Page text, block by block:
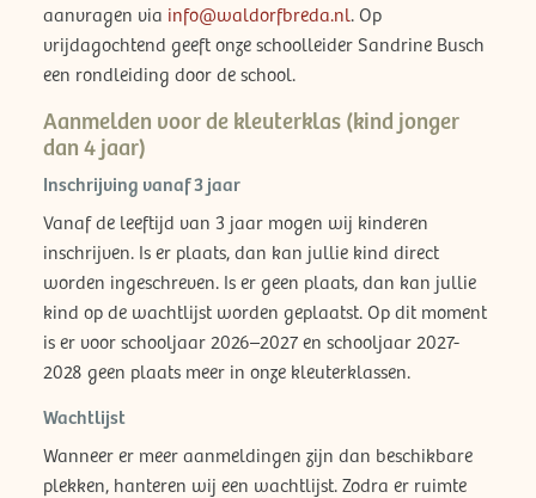
aanvragen via info@waldorfbreda.nl. Op
vrijdagochtend geeft onze schoolleider Sandrine Busch
een rondleiding door de school.
Aanmelden voor de kleuterklas (kind jonger
dan 4 jaar)
Inschrijving vanaf 3 jaar
Vanaf de leeftijd van 3 jaar mogen wij kinderen
inschrijven. Is er plaats, dan kan jullie kind direct
worden ingeschreven. Is er geen plaats, dan kan jullie
kind op de wachtlijst worden geplaatst. Op dit moment
is er voor schooljaar 2026–2027 en schooljaar 2027-
2028 geen plaats meer in onze kleuterklassen.
Wachtlijst
Wanneer er meer aanmeldingen zijn dan beschikbare
plekken, hanteren wij een wachtlijst. Zodra er ruimte